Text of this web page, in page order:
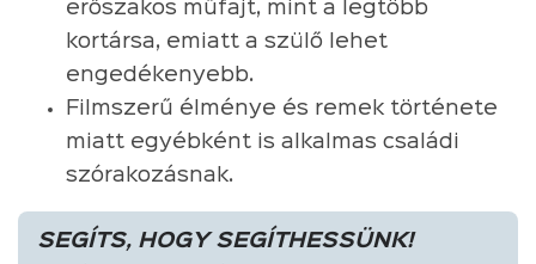
erőszakos műfajt, mint a legtöbb
kortársa, emiatt a szülő lehet
engedékenyebb.
Filmszerű élménye és remek története
miatt egyébként is alkalmas családi
szórakozásnak.
SEGÍTS, HOGY SEGÍTHESSÜNK!